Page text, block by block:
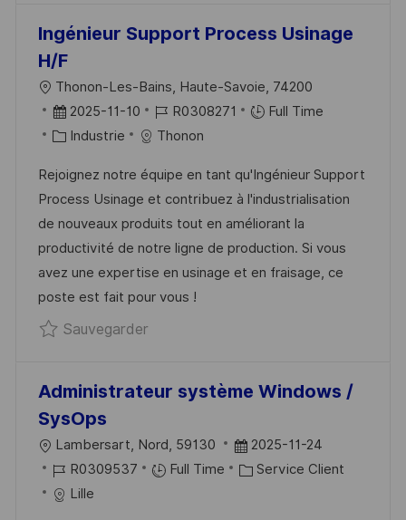
G
O
S
E
Ingénieur Support Process Usinage
H/F
L
O
C
L
I
S
A
T
I
O
Thonon-Les-Bains, Haute-Savoie, 74200
D
A
E
D
’
A
F
F
I
G
E
2025-11-10
R
É
É
R
E
N
C
T
E
R0308271
Full Time
C
T
É
G
O
R
I
E
Industrie Thonon
Rejoignez notre équipe en tant qu'Ingénieur Support
Process Usinage et contribuez à l'industrialisation
de nouveaux produits tout en améliorant la
productivité de notre ligne de production. Si vous
avez une expertise en usinage et en fraisage, ce
poste est fait pour vous !
SauvegarderSauvegarder Ingénieur Support
Administrateur système Windows /
SysOps
L
O
C
Lambersart, Nord, 59130
D
A
2025-11-24
R
É
R0309537 Full Time
C Service Client
Lille